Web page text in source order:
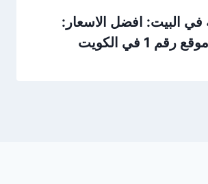
البيت: افضل الاسعار:
1 في الكويت